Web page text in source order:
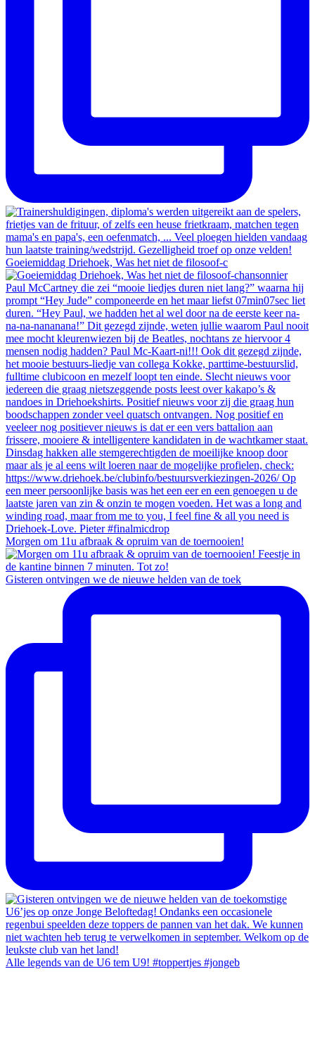
Goeiemiddag Driehoek, Was het niet de filosoof-c
Morgen om 11u afbraak & opruim van de toernooien!
Gisteren ontvingen we de nieuwe helden van de toek
Alle legends van de U6 tem U9! #toppertjes #jongeb